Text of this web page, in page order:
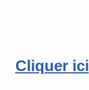
Cliquer ici